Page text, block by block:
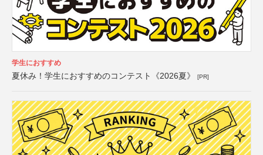
学生におすすめ
夏休み！学生におすすめのコンテスト《2026夏》 [PR]